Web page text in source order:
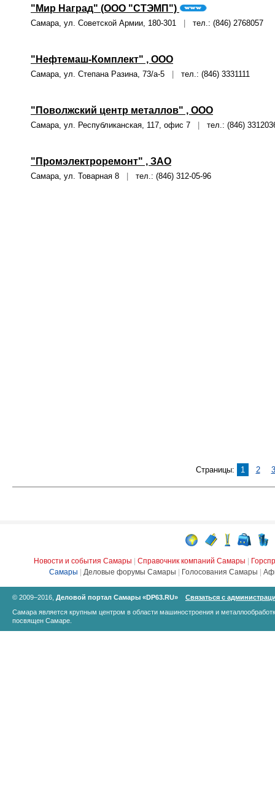
"Мир Наград" (ООО "СТЭМП")
Самара, ул. Советской Армии, 180-301 тел.: (846) 2768057
"Нефтемаш-Комплект" , ООО
Самара, ул. Степана Разина, 73/а-5 тел.: (846) 3331111
"Поволжский центр металлов" , ООО
Самара, ул. Республиканская, 117, офис 7 тел.: (846)
"Промэлектроремонт" , ЗАО
Самара, ул. Товарная 8 тел.: (846) 312-05-96
Страницы: 1 2 3
Новости и события Самары Справочник компаний Самары
Самары
Деловые форумы Самары Голосования Самары
© 2009–2016, Деловой портал Самары «DP63.RU»
Связаться с
Самара является крупным центром в области машиностроения и
посвящен Самаре.